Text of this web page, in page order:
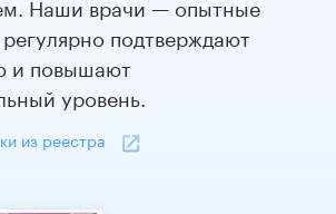
подтверждают
и повышают
уровень.
из реестра